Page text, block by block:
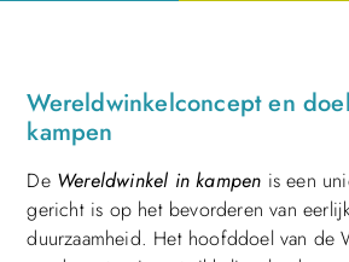
Wereldwinkelconcept en
kampen
De Wereldwinkel in kampen is een
gericht is op het bevorderen van
duurzaamheid. Het hoofddoel van de